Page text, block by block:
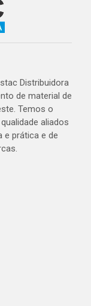
Distribuidora
de material de
Temos o
aliados
e prática e de